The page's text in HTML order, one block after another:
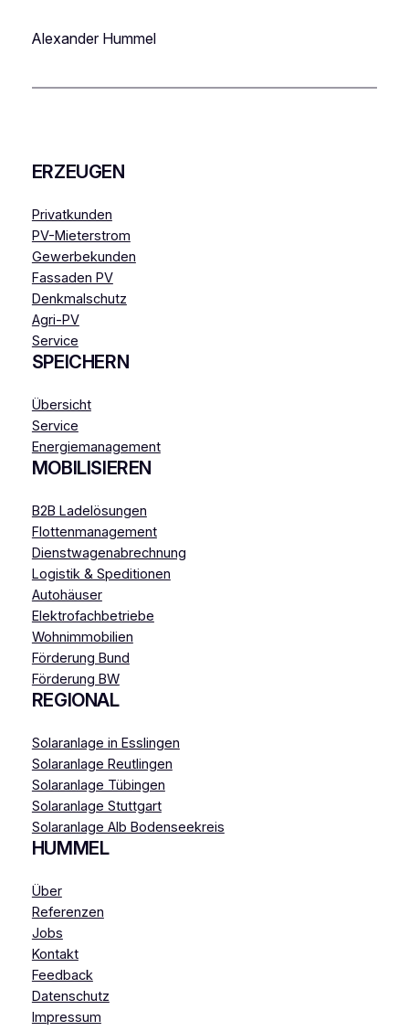
Alexander Hummel
ERZEUGEN
Privatkunden
PV-Mieterstrom
Gewerbekunden
Fassaden PV
Denkmalschutz
Agri-PV
Service
SPEICHERN
Übersicht
Service
Energiemanagement
MOBILISIEREN
B2B Ladelösungen
Flottenmanagement
Dienstwagenabrechnung
Logistik & Speditionen
Autohäuser
Elektrofachbetriebe
Wohnimmobilien
Förderung Bund
Förderung BW
REGIONAL
Solaranlage in Esslingen
Solaranlage Reutlingen
Solaranlage Tübingen
Solaranlage Stuttgart
Solaranlage Alb Bodenseekreis
HUMMEL
Über
Referenzen
Jobs
Kontakt
Feedback
Datenschutz
Impressum